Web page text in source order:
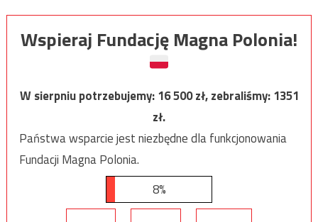
Wspieraj Fundację Magna Polonia!
W sierpniu potrzebujemy:16 500zł, zebraliśmy:1351
zł.
Państwa wsparcie jest niezbędne dla funkcjonowania
Fundacji Magna Polonia.
8%